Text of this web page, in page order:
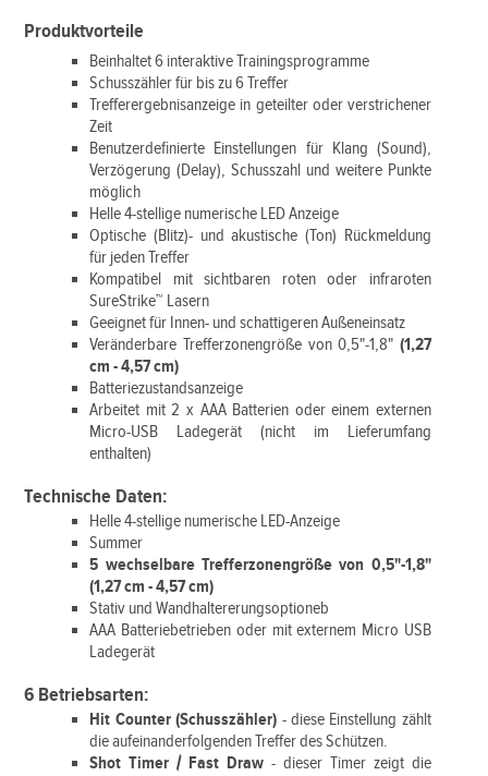
Produktvorteile
Beinhaltet 6 interaktive Trainingsprogramme
Schusszähler für bis zu 6 Treffer
Trefferergebnisanzeige in geteilter oder verstrichener
Zeit
Benutzerdefinierte Einstellungen für Klang (Sound),
Verzögerung (Delay), Schusszahl und weitere Punkte
möglich
Helle 4-stellige numerische LED Anzeige
Optische (Blitz)- und akustische (Ton) Rückmeldung
für jeden Treffer
Kompatibel mit sichtbaren roten oder infraroten
SureStrike™ Lasern
Geeignet für Innen- und schattigeren Außeneinsatz
Veränderbare Trefferzonengröße von 0,5"-1,8" (1,27
cm - 4,57 cm)
Batteriezustandsanzeige
Arbeitet mit 2 x AAA Batterien oder einem externen
Micro-USB Ladegerät (nicht im Lieferumfang
enthalten)
Technische Daten:
Helle 4-stellige numerische LED-Anzeige
Summer
5 wechselbare Trefferzonengröße von 0,5"-1,8"
(1,27 cm - 4,57 cm)
Stativ und Wandhaltererungsoptioneb
AAA Batteriebetrieben oder mit externem Micro USB
Ladegerät
6 Betriebsarten:
Hit Counter (Schusszähler) - diese Einstellung zählt
die aufeinanderfolgenden Treffer des Schützen.
Shot Timer / Fast Draw - dieser Timer zeigt die